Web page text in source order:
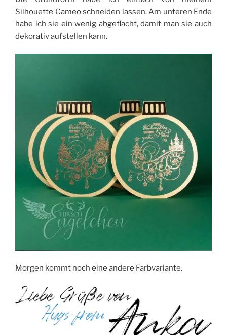
Silhouette Cameo schneiden lassen. Am unteren Ende
habe ich sie ein wenig abgeflacht, damit man sie auch
dekorativ aufstellen kann.
Morgen kommt noch eine andere Farbvariante.